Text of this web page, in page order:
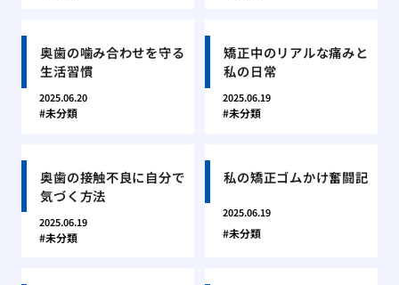
奥歯の噛み合わせを守る
生活習慣
2025.06.20
未分類
矯正中のリアルな痛みと
私の日常
2025.06.19
未分類
奥歯の接触不良に自分で
気づく方法
2025.06.19
未分類
私の矯正ゴムかけ奮闘記
2025.06.19
未分類